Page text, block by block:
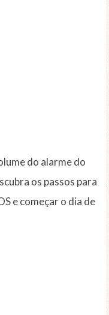
do alarme do
os passos para
e começar o dia de